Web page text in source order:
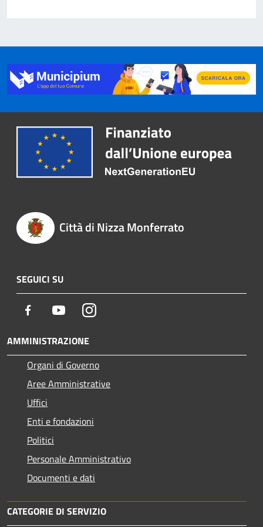
Città di Nizza Monferrato
SEGUICI SU
Facebook YoutubeInstagram
AMMINISTRAZIONE
Organi di Governo
Aree Amministrative
Uffici
Enti e fondazioni
Politici
Personale Amministrativo
Documenti e dati
CATEGORIE DI SERVIZIO